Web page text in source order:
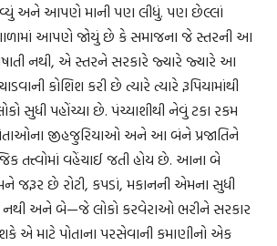
અને આપણે માની પણ લીધું. પણ છેલ્લાં
ગાળામાં આપણે જોયું છે કે સમાજના જે સ્તરની આ
નથી, એ સ્તરને સરકારે જ્યારે જ્યારે આ
કોશિશ કરી છે ત્યારે ત્યારે રૂપિયામાંથી
સુધી પહોંચ્યા છે. પંચ્યાશીથી નેવું ટકા રકમ
જીહજુરિયાઓ અને આ બંને પ્રજાતિને
તત્ત્વોમાં વહેંચાઈ જતી હોય છે. આના બે
જરૂર છે રોટી, કપડાં, મકાનની એમના સુધી
નથી અને બે—જે લોકો કરવેરાઓ ભરીને સરકાર
એ માટે પોતાના પરસેવાની કમાણીનો એક